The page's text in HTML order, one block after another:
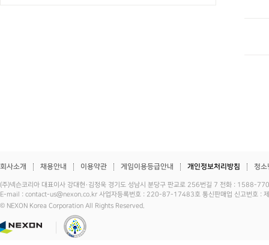
회사소개 채용안내 이용약관 게임이용등급안내 개인정보처리방침 청소
(주)넥슨코리아 대표이사 강대현·김정욱 경기도 성남시 분당구 판교로 256번길 7 전화 :
E-mail : contact-us@nexon.co.kr 사업자등록번호 : 220-87-17483호 통신판매업 신고번호 :
© NEXON Korea Corporation All Rights Reserved.